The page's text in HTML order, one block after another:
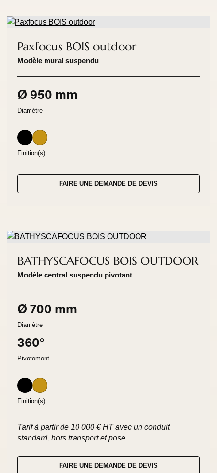
Paxfocus BOIS outdoor
Modèle mural suspendu
Ø 950 mm
Diamètre
Finition(s)
FAIRE UNE DEMANDE DE DEVIS
BATHYSCAFOCUS BOIS OUTDOOR
Modèle central suspendu pivotant
Ø 700 mm
Diamètre
360°
Pivotement
Finition(s)
Tarif à partir de 10 000 € HT avec un conduit
standard, hors transport et pose.
FAIRE UNE DEMANDE DE DEVIS